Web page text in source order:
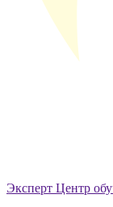
Эксперт Центр